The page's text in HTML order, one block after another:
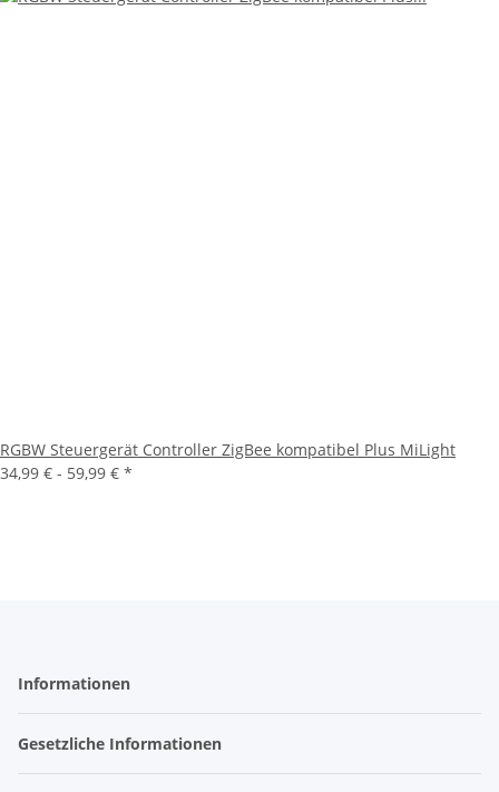
RGBW Steuergerät Controller ZigBee kompatibel Plus MiLight
34,99 € - 59,99 € *
Informationen
Gesetzliche Informationen